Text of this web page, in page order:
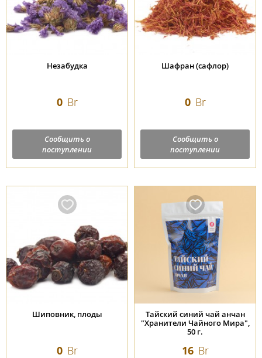
Незабудка
0 Br
Сообщить о
поступлении
Шафран (сафлор)
0 Br
Сообщить о
поступлении
Шиповник, плоды
0 Br
Тайский синий чай анчан
"Хранители Чайного Мира",
50 г.
16 Br